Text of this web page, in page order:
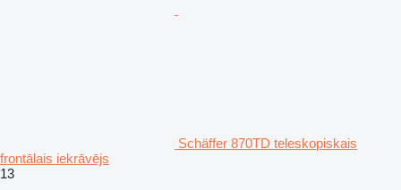
Schäffer 870TD teleskopiskais
frontālais iekrāvējs
13